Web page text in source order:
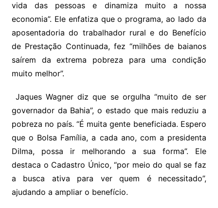
vida das pessoas e dinamiza muito a nossa
economia”. Ele enfatiza que o programa, ao lado da
aposentadoria do trabalhador rural e do Benefício
de Prestação Continuada, fez “milhões de baianos
saírem da extrema pobreza para uma condição
muito melhor”.
Jaques Wagner diz que se orgulha “muito de ser
governador da Bahia”, o estado que mais reduziu a
pobreza no país. “É muita gente beneficiada. Espero
que o Bolsa Família, a cada ano, com a presidenta
Dilma, possa ir melhorando a sua forma”. Ele
destaca o Cadastro Único, “por meio do qual se faz
a busca ativa para ver quem é necessitado”,
ajudando a ampliar o benefício.